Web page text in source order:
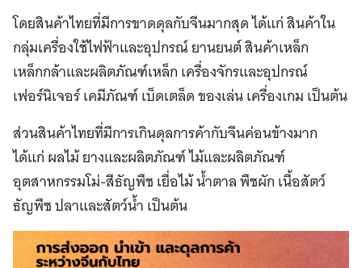
โดยสินค้าไทยที่มีการขาดดุลกับจีนมากสุด ได้แก่ สินค้าใน
กลุ่มเครื่องใช้ไฟฟ้าและอุปกรณ์ ยานยนต์ สินค้าเหล็ก
เหล็กกล้าและผลิตภัณฑ์เหล็ก เครื่องจักรและอุปกรณ์
เฟอร์นิเจอร์ เคมีภัณฑ์ เบ็ดเตล็ด ของเล่น เครื่องเกม เป็นต้น
ส่วนสินค้าไทยที่มีการเกินดุลการค้ากับจีนค่อนข้างมาก
ได้แก่ ผลไม้ ยางและผลิตภัณฑ์ ไม้และผลิตภัณฑ์
อุตสาหกรรมโม่-สีธัญพืช เยื่อไม้ น้ำตาล พืชผัก เนื้อสัตว์
ธัญพืช ปลาและสัตว์น้ำ เป็นต้น